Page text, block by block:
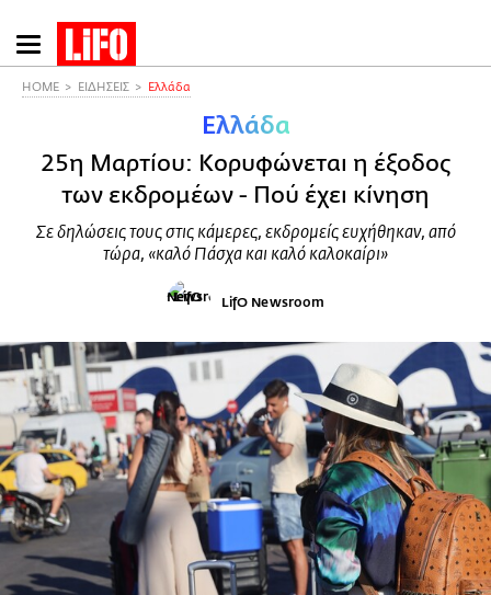
Παράκαμψη
προς
HOME ΕΙΔΗΣΕΙΣ Ελλάδα
Ελλάδα
25η Μαρτίου: Κορυφώνεται η έξοδος
των εκδρομέων - Πού έχει κίνηση
Σε δηλώσεις τους στις κάμερες, εκδρομείς ευχήθηκαν, από
τώρα, «καλό Πάσχα και καλό καλοκαίρι»
LifO Newsroom